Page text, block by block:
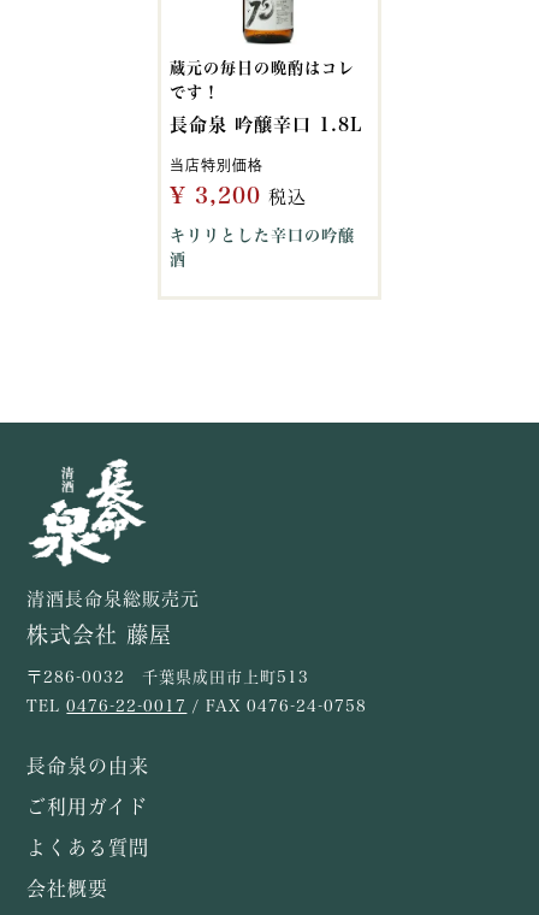
蔵元の毎日の晩酌はコレ
です！
長命泉 吟醸辛口 1.8L
当店特別価格
¥ 3,200 税込
キリリとした辛口の吟醸
酒
清酒長命泉総販売元
株式会社 藤屋
〒286-0032 千葉県成田市上町513
TEL0476-22-0017 / FAX 0476-24-0758
長命泉の由来
ご利用ガイド
よくある質問
会社概要